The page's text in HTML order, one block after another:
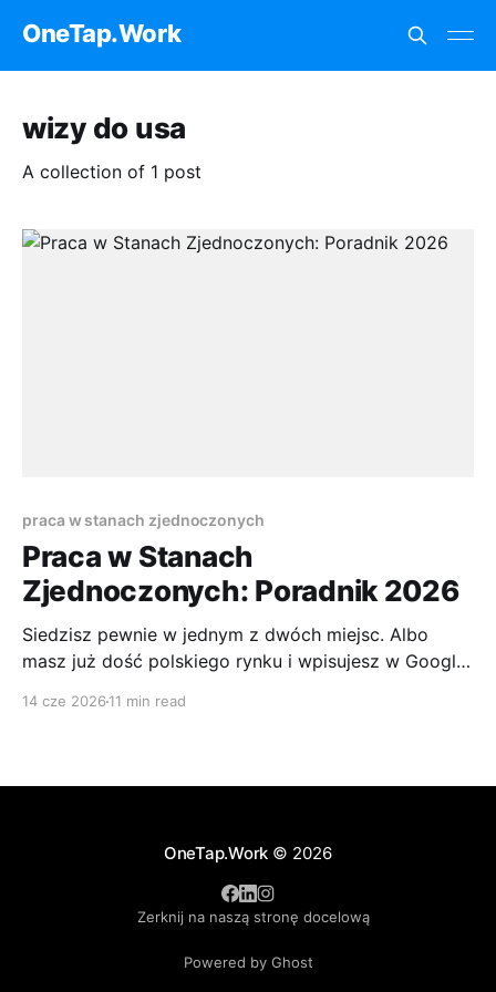
OneTap.Work
wizy do usa
A collection of 1 post
praca w stanach zjednoczonych
Praca w Stanach
Zjednoczonych: Poradnik 2026
Siedzisz pewnie w jednym z dwóch miejsc. Albo
masz już dość polskiego rynku i wpisujesz w Google
14 cze 2026 11 min read
OneTap.Work © 2026
Zerknij na naszą stronę docelową
Powered by Ghost